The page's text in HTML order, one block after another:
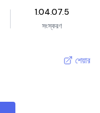
1.04.07.5
সংস্করণ
শেয়ার